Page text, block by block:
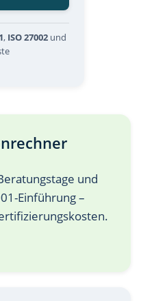
, ISO 27002 und
und
Einführung –